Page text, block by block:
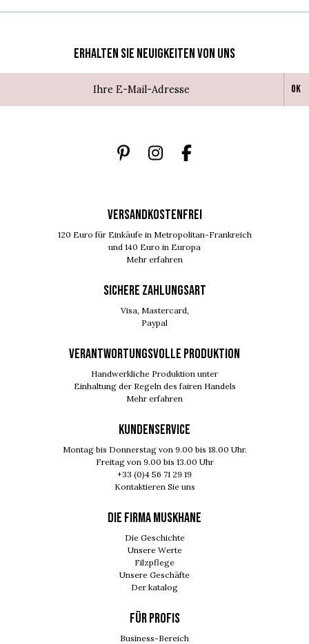
Erhalten Sie Neuigkeiten von uns
Ok
VERSANDKOSTENFREI
120 Euro für Einkäufe in Metropolitan-Frankreich
und 140 Euro in Europa
Mehr erfahren
SICHERE ZAHLUNGSART
Visa, Mastercard,
Paypal
VERANTWORTUNGSVOLLE PRODUKTION
Handwerkliche Produktion unter
Einhaltung der Regeln des fairen Handels
Mehr erfahren
KUNDENSERVICE
Montag bis Donnerstag von 9.00 bis 18.00 Uhr.
Freitag von 9.00 bis 13.00 Uhr
+33 (0)4 56 71 29 19
Kontaktieren Sie uns
DIE FIRMA MUSKHANE
Die Geschichte
Unsere Werte
Filzpflege
Unsere Geschäfte
Der katalog
FÜR PROFIS
Business-Bereich